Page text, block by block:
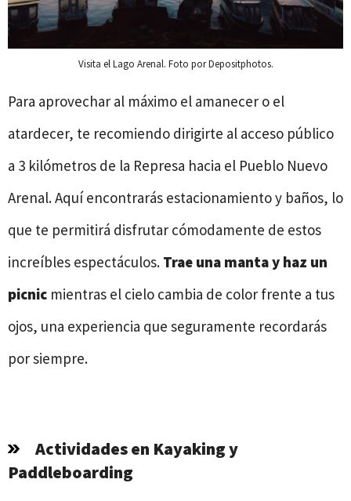
Visita el Lago Arenal. Foto por Depositphotos.
Para aprovechar al máximo el amanecer o el
atardecer, te recomiendo dirigirte al acceso público
a 3 kilómetros de la Represa hacia el Pueblo Nuevo
Arenal. Aquí encontrarás estacionamiento y baños, lo
que te permitirá disfrutar cómodamente de estos
increíbles espectáculos. Trae una manta y haz un
picnic mientras el cielo cambia de color frente a tus
ojos, una experiencia que seguramente recordarás
por siempre.
Actividades en Kayaking y
Paddleboarding